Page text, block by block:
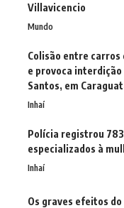
Villavicencio
Mundo
Colisão entre
e provoca
Santos, em
Inhaí
Polícia registrou
especializados à
Inhaí
Os graves efeitos do